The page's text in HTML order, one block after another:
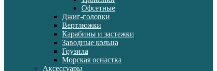
Офсетные
Джиг-головки
Вертлюжки
Карабины и застежки
Заводные кольца
Грузила
Морская оснастка
Аксессуары